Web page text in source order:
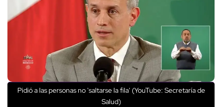
Pidió a las personas no 'saltarse la fila' (YouTube: Secretaría de
Salud)